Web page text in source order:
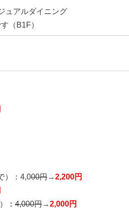
ュアルダイニング
（B1F）
） ：4,000円→2,200円
： 4,000円→2,000円